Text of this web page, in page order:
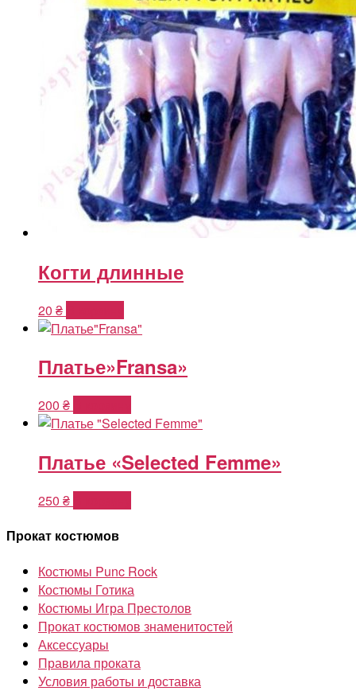
Когти длинные
20 ₴
Платье»Fransa»
200 ₴
Платье «Selected Femme»
250 ₴
Прокат костюмов
Костюмы Punc Rock
Костюмы Готика
Костюмы Игра Престолов
Прокат костюмов знаменитостей
Аксессуары
Правила проката
Условия работы и доставка